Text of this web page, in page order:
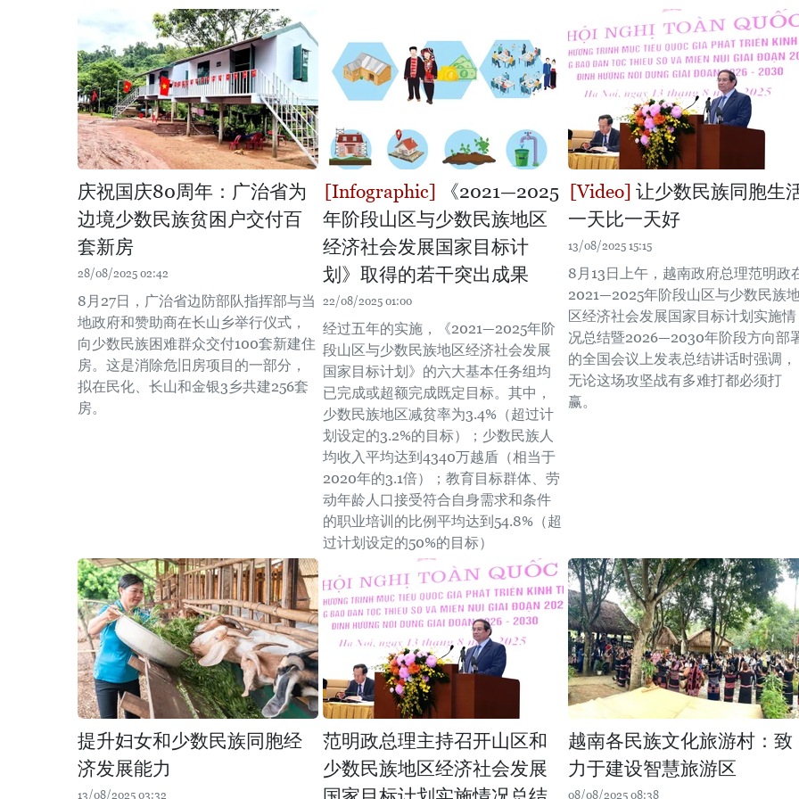
庆祝国庆80周年：广治省为
边境少数民族贫困户交付百
套新房
28/08/2025 02:42
8月27日，广治省边防部队指挥部与当
地政府和赞助商在长山乡举行仪式，
向少数民族困难群众交付100套新建住
房。这是消除危旧房项目的一部分，
拟在民化、长山和金银3乡共建256套
房。
《2021—2025
年阶段山区与少数民族地区
经济社会发展国家目标计
划》取得的若干突出成果
22/08/2025 01:00
经过五年的实施，《2021—2025年阶
段山区与少数民族地区经济社会发展
国家目标计划》的六大基本任务组均
已完成或超额完成既定目标。其中，
少数民族地区减贫率为3.4%（超过计
划设定的3.2%的目标）；少数民族人
均收入平均达到4340万越盾（相当于
2020年的3.1倍）；教育目标群体、劳
动年龄人口接受符合自身需求和条件
的职业培训的比例平均达到54.8%（超
过计划设定的50%的目标）
让少数民族同胞生
一天比一天好
13/08/2025 15:15
8月13日上午，越南政府总理范明政
2021—2025年阶段山区与少数民族
区经济社会发展国家目标计划实施情
况总结暨2026—2030年阶段方向部
的全国会议上发表总结讲话时强调，
无论这场攻坚战有多难打都必须打
赢。
提升妇女和少数民族同胞经
济发展能力
13/08/2025 03:32
范明政总理主持召开山区和
少数民族地区经济社会发展
越南各民族文化旅游村：致
力于建设智慧旅游区
08/08/2025 08:38